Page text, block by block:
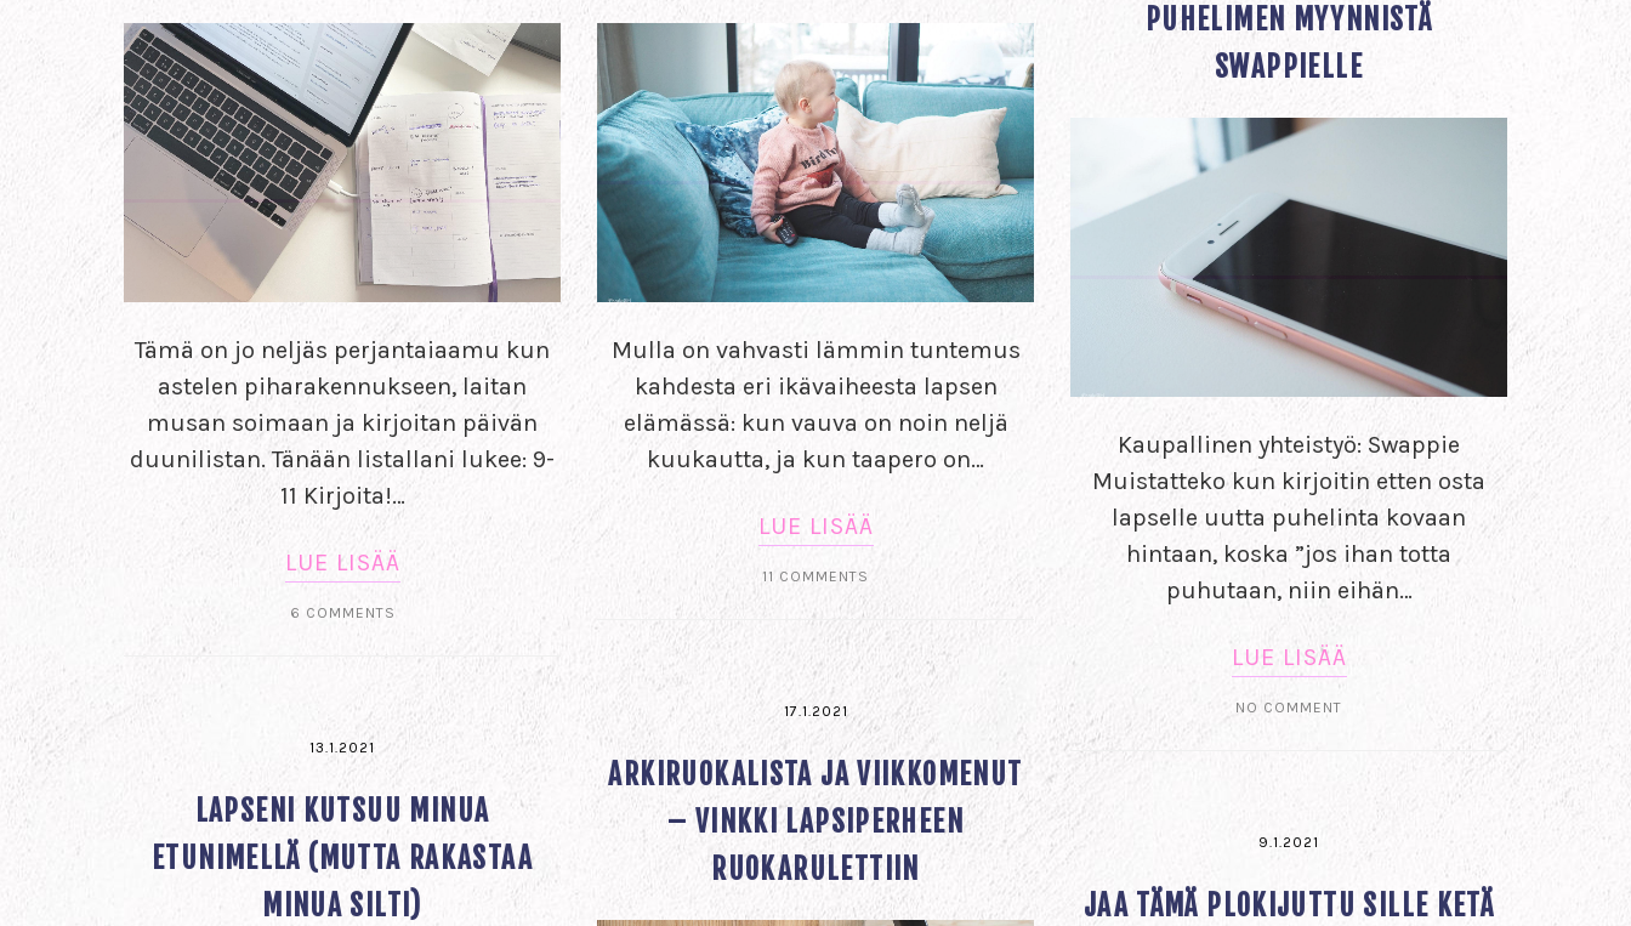
Tämä on jo neljäs perjantaiaamu kun
astelen piharakennukseen, laitan
musan soimaan ja kirjoitan päivän
duunilistan. Tänään listallani lukee: 9-
11 Kirjoita!…
LUE LISÄÄ
6 COMMENTS
Mulla on vahvasti lämmin tuntemus
kahdesta eri ikävaiheesta lapsen
elämässä: kun vauva on noin neljä
kuukautta, ja kun taapero on…
LUE LISÄÄ
11 COMMENTS
PUHELIMEN MYYNNISTÄ
SWAPPIELLE
Kaupallinen yhteistyö: Swappie
Muistatteko kun kirjoitin etten osta
lapselle uutta puhelinta kovaan
hintaan, koska ”jos ihan totta
puhutaan, niin eihän…
LUE LISÄÄ
NO COMMENT
17.1.2021
ARKIRUOKALISTA JA VIIKKOMENUT
– VINKKI LAPSIPERHEEN
RUOKARULETTIIN
13.1.2021
LAPSENI KUTSUU MINUA
ETUNIMELLÄ (MUTTA RAKASTAA
MINUA SILTI)
9.1.2021
JAA TÄMÄ PLOKIJUTTU SILLE KETÄ